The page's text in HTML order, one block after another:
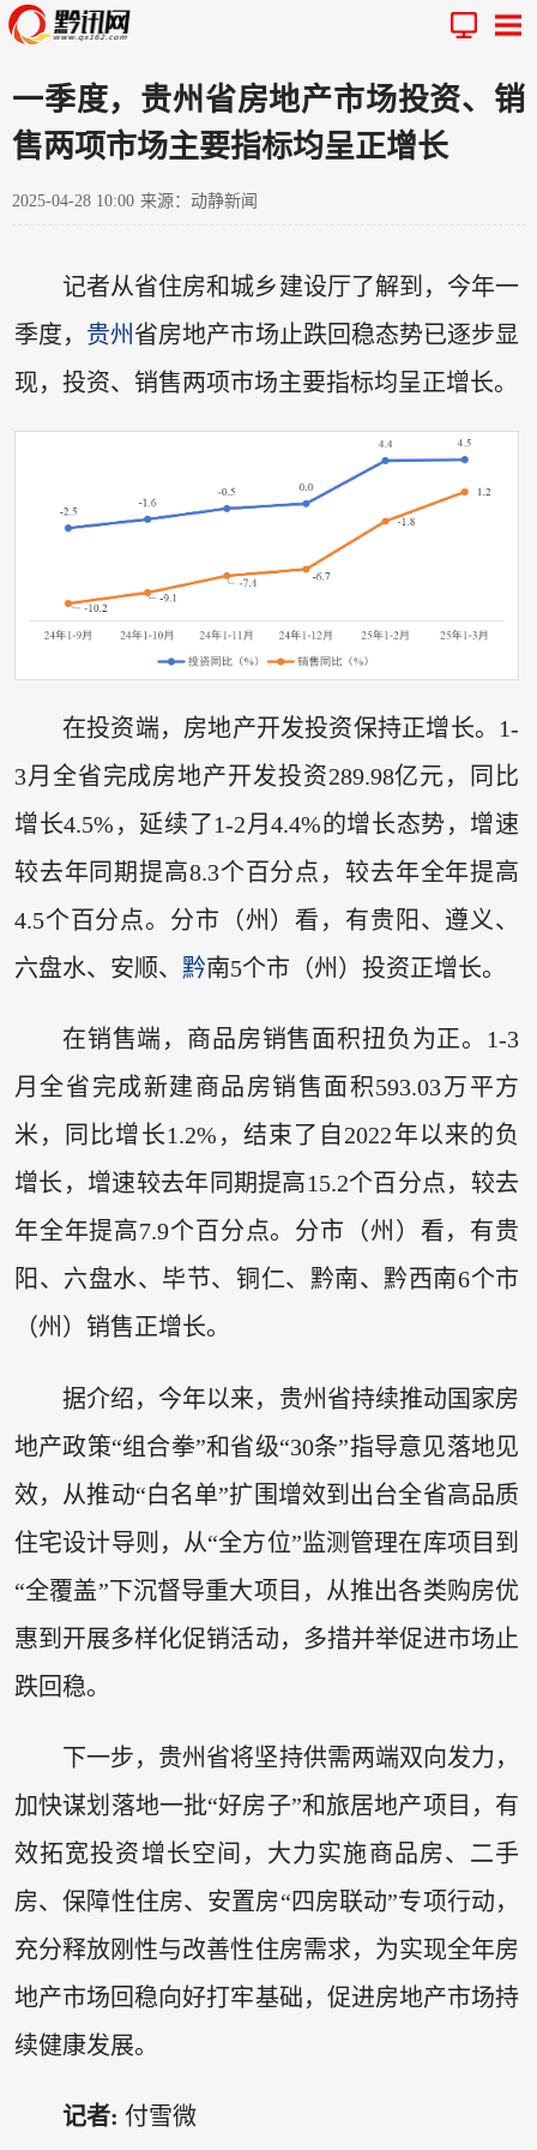
一季度，贵州省房地产市场投资、销
售两项市场主要指标均呈正增长
2025-04-28 10:00 来源：动静新闻
记者从省住房和城乡建设厅了解到，今年一
季度， 贵州 省房地产市场止跌回稳态势已逐步显
现，投资、销售两项市场主要指标均呈正增长。
在投资端，房地产开发投资保持正增长。1-
3月全省完成房地产开发投资289.98亿元，同比
增长4.5%，延续了1-2月4.4%的增长态势，增速
较去年同期提高8.3个百分点，较去年全年提高
4.5个百分点。分市（州）看，有贵阳、遵义、
六盘水、安顺、 黔南5个市（州）投资正增长。
在销售端，商品房销售面积扭负为正。1-3
月全省完成新建商品房销售面积593.03万平方
米，同比增长1.2%，结束了自2022年以来的负
增长，增速较去年同期提高15.2个百分点，较去
年全年提高7.9个百分点。分市（州）看，有贵
阳、六盘水、毕节、铜仁、黔南、黔西南6个市
（州）销售正增长。
据介绍，今年以来，贵州省持续推动国家房
地产政策“组合拳”和省级“30条”指导意见落地见
效，从推动“白名单”扩围增效到出台全省高品质
住宅设计导则，从“全方位”监测管理在库项目到
“全覆盖”下沉督导重大项目，从推出各类购房优
惠到开展多样化促销活动，多措并举促进市场止
跌回稳。
下一步，贵州省将坚持供需两端双向发力，
加快谋划落地一批“好房子”和旅居地产项目，有
效拓宽投资增长空间，大力实施商品房、二手
房、保障性住房、安置房“四房联动”专项行动，
充分释放刚性与改善性住房需求，为实现全年房
地产市场回稳向好打牢基础，促进房地产市场持
续健康发展。
记者: 付雪微